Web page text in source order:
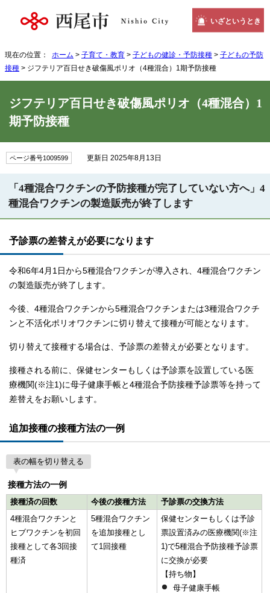
いざというとき
現在の位置： ホーム > 子育て・教育 > 子どもの健診・予防接種 > 子どもの予防
接種 > ジフテリア百日せき破傷風ポリオ（4種混合）1期予防接種
ジフテリア百日せき破傷風ポリオ（4種混合）1
期予防接種
ページ番号1009599 更新日 2025年8月13日
「4種混合ワクチンの予防接種が完了していない方へ」4
種混合ワクチンの製造販売が終了します
予診票の差替えが必要になります
令和6年4月1日から5種混合ワクチンが導入され、4種混合ワクチン
の製造販売が終了します。
今後、4種混合ワクチンから5種混合ワクチンまたは3種混合ワクチ
ンと不活化ポリオワクチンに切り替えて接種が可能となります。
切り替えて接種する場合は、予診票の差替えが必要となります。
接種される前に、保健センターもしくは予診票を設置している医
療機関(※注1)に母子健康手帳と4種混合予防接種予診票等を持って
差替えをお願いします。
追加接種の接種方法の一例
表の幅を切り替える
接種方法の一例
接種済の回数
今後の接種方法
予診票の交換方法
4種混合ワクチンと
ヒブワクチンを初回
接種として各3回接
種済
5種混合ワクチン
を追加接種とし
て1回接種
保健センターもしくは予診
票設置済みの医療機関(※注
1)で5種混合予防接種予診票
に交換が必要
【持ち物】
母子健康手帳